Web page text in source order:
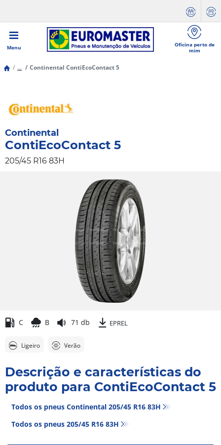
Menu
Oficina perto de
mim
... Continental ContiEcoContact 5
Continental
ContiEcoContact 5
205/45 R16 83H
C B 71 db EPREL
Ligeiro Verão
Descrição e características do
produto para ContiEcoContact 5
Todos os pneus Continental 205/45 R16 83H
Todos os pneus‎ 205/45 R16 83H